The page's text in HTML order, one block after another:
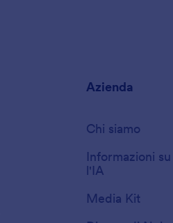
Azienda
Chi siamo
Informazioni
l'IA
Media Kit